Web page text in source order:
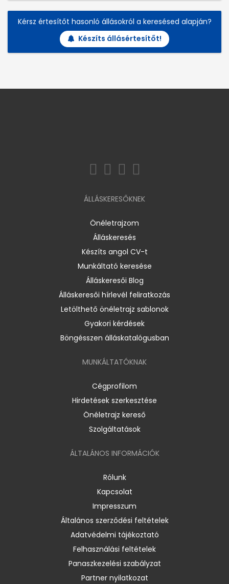
Kérsz értesítőt hasonló állásokról a keresésed alapján?
Készíts állásértesítőt!
ÁLLÁSKERESŐKNEK
Önéletrajzom
Álláskeresés
Készíts angol CV-t
Munkáltató keresése
Álláskeresői Blog
Álláskeresői hírlevél feliratkozás
Letölthető önéletrajz sablonok
Gyakori kérdések
Böngésszen álláskatalógusban
MUNKÁLTATÓKNAK
Cégprofilom
Hirdetések szerkesztése
Önéletrajz kereső
Szolgáltatások
ÁLTALÁNOS INFORMÁCIÓK
Rólunk
Kapcsolat
Impresszum
Általános szerződési feltételek
Adatvédelmi tájékoztató
Felhasználási feltételek
Panaszkezelési szabályzat
Partner nyilatkozat